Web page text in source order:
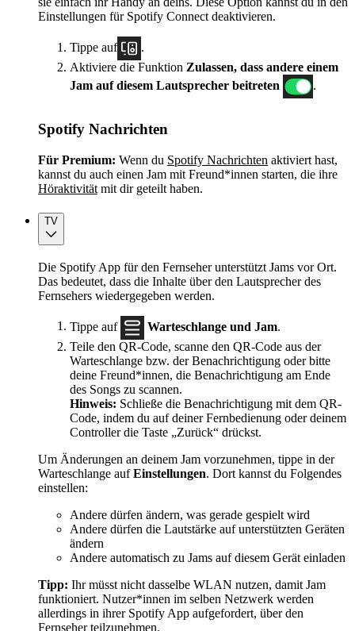
Einstellungen für Spotify Connect deaktivieren.
Tippe auf
.
Aktiviere die Funktion Zulassen, dass andere einem
Jam auf diesem Lautsprecher beitreten
.
Spotify Nachrichten
Für Premium: Wenn du Spotify Nachrichten aktiviert hast,
kannst du auch einen Jam mit Freund*innen starten, die ihre
Höraktivität mit dir geteilt haben.
TV
Die Spotify App für den Fernseher unterstützt Jams vor Ort.
Das bedeutet, dass die Inhalte über den Lautsprecher des
Fernsehers wiedergegeben werden.
Tippe auf Warteschlange und Jam
Teile den QR-Code, scanne den QR-Code aus der
Warteschlange bzw. der Benachrichtigung oder bitte
deine Freund*innen, die Benachrichtigung am Ende
des Songs zu scannen.
Hinweis: Schließe die Benachrichtigung mit dem QR-
Code, indem du auf deiner Fernbedienung oder deinem
Controller die Taste „Zurück“ drückst.
Um Änderungen an deinem Jam vorzunehmen, tippe in der
Warteschlange aufEinstellungen. Dort kannst du Folgendes
einstellen:
Andere dürfen ändern, was gerade gespielt wird
Andere dürfen die Lautstärke auf unterstützten Geräten
ändern
Andere automatisch zu Jams auf diesem Gerät einladen
Tipp: Ihr müsst nicht dasselbe WLAN nutzen, damit Jam
funktioniert. Nutzer*innen im selben Netzwerk werden
allerdings in ihrer Spotify App aufgefordert, über den
Fernseher teilzunehmen.